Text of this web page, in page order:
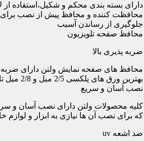
دارای بسته بندی محکم و شکیل،استفاده
محافظت کننده و محافظ پیش از نصب
جلوگیری از رساندن آسیب
محافظ صفحه تلویزیون
ضربه پذیری بالا
محافظ های صفحه نمایش ولتن دارای ضربه
بهترین ورق های پلکسی 2/5 میل و 2/8 میل تایوانی ساخته شدند.
نصب آسان و سریع
کلیه محصولات ولتن دارای نصب آسان و
که برای نصب آن ها نیازی به ابزار و
ضد اشعه uv